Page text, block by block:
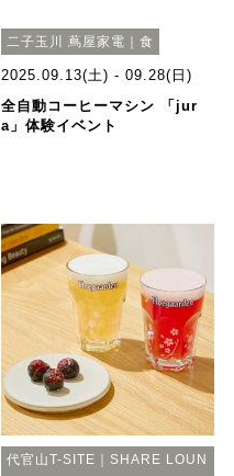
二子玉川 蔦屋家電｜食
2025.09.13(土) - 09.28(日)
全自動コーヒーマシン 「jur
a」体験イベント
代官山T-SITE｜SHARE LOUN